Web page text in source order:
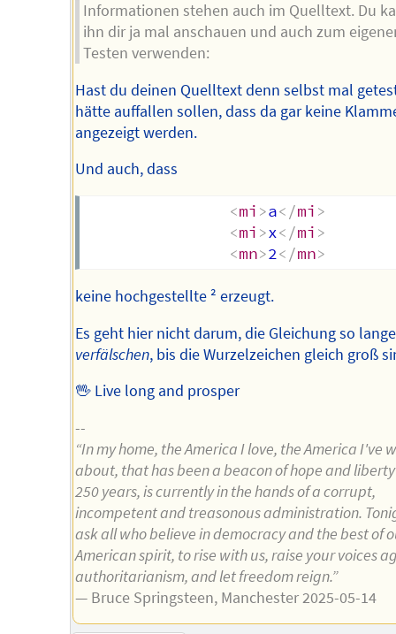
Informationen stehen auch im Quelltext. Du
ihn dir ja mal anschauen und auch zum
Testen verwenden:
Hast du deinen Quelltext denn selbst mal
hätte auffallen sollen, dass da gar keine
angezeigt werden.
Und auch, dass
<mi >a</mi >
<mi >x</mi >
<mn>2</mn>
keine hochgestellte ² erzeugt.
Es geht hier nicht darum, die Gleichung so
verfälschen, bis die Wurzelzeichen gleich groß
🖖 Live long and prosper
--
“In my home, the America I love, the America I've
about, that has been a beacon of hope and
250 years, is currently in the hands of a corrupt,
incompetent and treasonous administration.
ask all who believe in democracy and the best of
American spirit, to rise with us, raise your voices
authoritarianism, and let freedom reign.”
— Bruce Springsteen, Manchester 2025-05-14